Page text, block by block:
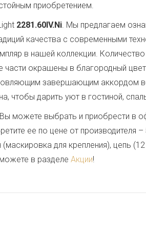
приобретением.
2281.60IV.Ni. Мы предлагаем
качества с современными
в нашей коллекции.
части окрашены в благородный цвет
завершающим аккордом
чтобы дарить уют в гостиной,
Вы можете выбрать и приобрести в
ее по цене от производителя –
для крепления), цепь
в разделе Акции!